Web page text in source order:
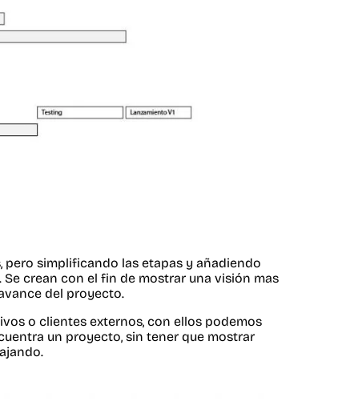
pero simplificando las etapas y añadiendo
Se crean con el fin de mostrar una visión mas
del proyecto.
o clientes externos, con ellos podemos
un proyecto, sin tener que mostrar